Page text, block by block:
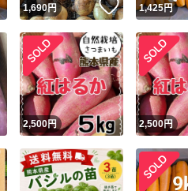
1,690円 いいね！
1,425円
2,500円 2,500円